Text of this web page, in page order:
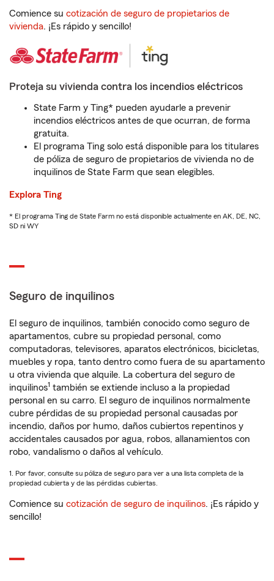
Comience su cotización de seguro de propietarios de
vivienda. ¡Es rápido y sencillo!
Proteja su vivienda contra los incendios eléctricos
State Farm y Ting* pueden ayudarle a prevenir
incendios eléctricos antes de que ocurran, de forma
gratuita.
El programa Ting solo está disponible para los titulares
de póliza de seguro de propietarios de vivienda no de
inquilinos de State Farm que sean elegibles.
Explora Ting
* El programa Ting de State Farm no está disponible actualmente en AK, DE, NC,
SD ni WY
Seguro de inquilinos
El seguro de inquilinos, también conocido como seguro de
apartamentos, cubre su propiedad personal, como
computadoras, televisores, aparatos electrónicos, bicicletas,
muebles y ropa, tanto dentro como fuera de su apartamento
u otra vivienda que alquile. La cobertura del seguro de
inquilinos1 también se extiende incluso a la propiedad
personal en su carro. El seguro de inquilinos normalmente
cubre pérdidas de su propiedad personal causadas por
incendio, daños por humo, daños cubiertos repentinos y
accidentales causados por agua, robos, allanamientos con
robo, vandalismo o daños al vehículo.
1. Por favor, consulte su póliza de seguro para ver a una lista completa de la
propiedad cubierta y de las pérdidas cubiertas.
Comience su cotización de seguro de inquilinos. ¡Es rápido y
sencillo!